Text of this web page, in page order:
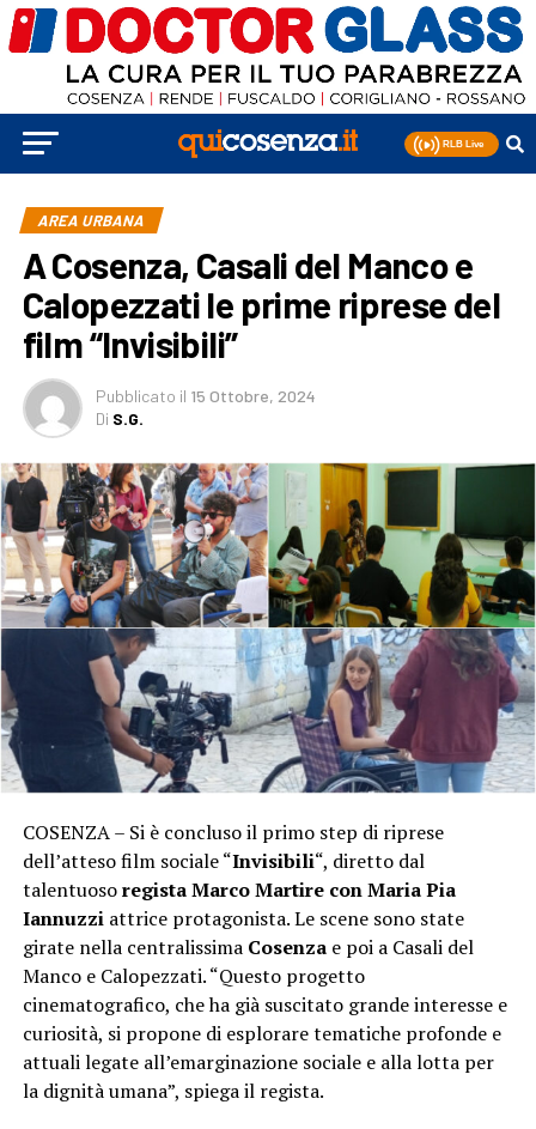
AREA URBANA
A Cosenza, Casali del Manco e
Calopezzati le prime riprese del
film “Invisibili”
Pubblicato il 15 Ottobre, 2024
Di S.G.
COSENZA – Si è concluso il primo step di riprese
dell’atteso film sociale “Invisibili“, diretto dal
talentuosoregista Marco Martire conMaria Pia
Iannuzziattrice protagonista. Le scene sono state
girate nella centralissima Cosenzae poi a Casali del
Manco e Calopezzati. “Questo progetto
cinematografico, che ha già suscitato grande interesse e
curiosità, si propone di esplorare tematiche profonde e
attuali legate all’emarginazione sociale e alla lotta per
la dignità umana”, spiega il regista.